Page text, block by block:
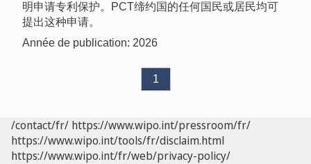
明申请专利保护。PCT缔约国的任何国民或居民均可
提出这种申请。
Année de publication: 2026
1
/contact/fr/ https://www.wipo.int/pressroom/fr/
https://www.wipo.int/tools/fr/disclaim.html
https://www.wipo.int/fr/web/privacy-policy/